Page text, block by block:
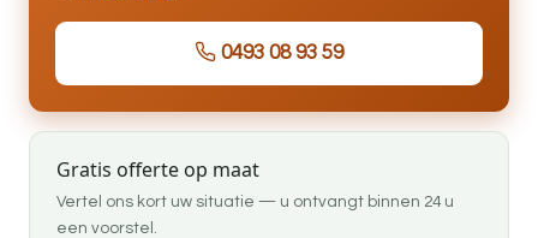
0493 08 93 59
Gratis offerte op maat
Vertel ons kort uw situatie — u ontvangt binnen 24 u
een voorstel.